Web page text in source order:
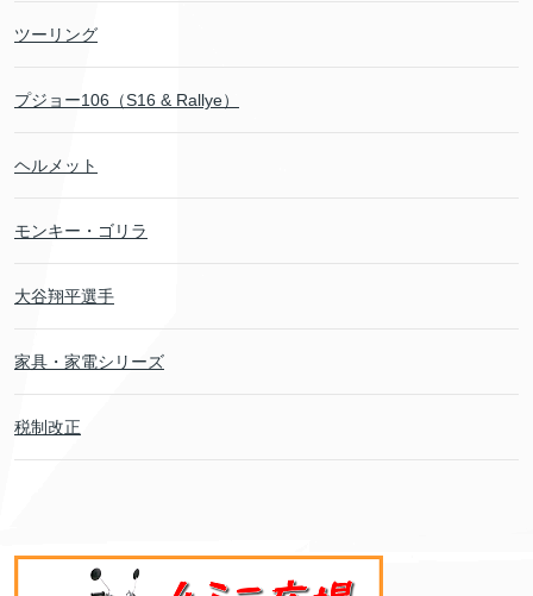
ツーリング
プジョー106（S16 & Rallye）
ヘルメット
モンキー・ゴリラ
大谷翔平選手
家具・家電シリーズ
税制改正